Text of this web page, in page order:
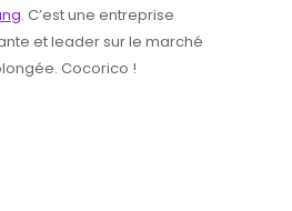
. C’est une entreprise
et leader sur le marché
Cocorico !